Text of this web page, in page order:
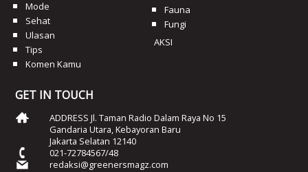
Mode
Sehat
Ulasan
Tips
Komen Kamu
Fauna
Fungi
AKSI
GET IN TOUCH
ADDRESS Jl. Taman Radio Dalam Raya No 15
Gandaria Utara, Kebayoran Baru
Jakarta Selatan 12140
021-72784567/48
redaksi@greenersmagz.com